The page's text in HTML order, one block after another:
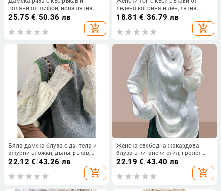
волани от шифон, нова лятна
блуза с яка тип кукла за 2025 г.,
сладка момичешка риза на точки
25.75 €/50.36 лв
add_shopping_cart
ледено коприна и лен, лятна
тънка кройка, свободен силует,
кръгло деколте, къс модел за
базов слой
18.81 €/36.79 лв
add_shopping_cart
Бяла дамска блуза с дантела и
ажурни вложки, дълъг ръкав,
полувисока яка, тясна кройка,
есенно-зимна стилна основна
дреха
22.12 €/43.26 лв
add_shopping_cart
Женска свободна жакардова
блуза в китайски стил, пролет
2025, кръгло деколте, дълги
22.19 €/43.40 лв
add_shopping_cart